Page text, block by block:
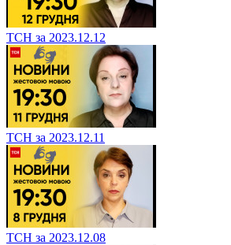
ТСН за 2023.12.12
ТСН за 2023.12.11
ТСН за 2023.12.08